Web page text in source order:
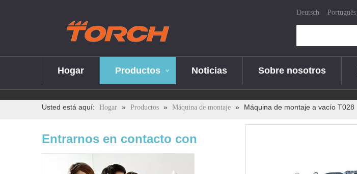
Deutsch Português
Hogar Productos Noticias Sobre nosotros
Usted está aquí: Hogar » Productos » Máquina de montaje » Máquina de montaje a vacío T028
Entrarnos en contacto con